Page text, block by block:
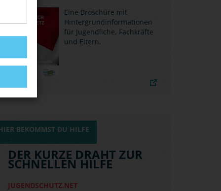
Eine Broschüre mit
Hintergrundinformationen
für Jugendliche, Fachkräfte
und Eltern.
Das Institut für Demokratie und
Zivilgesellschaft (IDZ) und die Amadeu
Antonio Stiftung stellen factsheets zur
BEKOMMST DU HILFE
DER KURZE DRAHT ZUR
SCHNELLEN HILFE
JUGENDSCHUTZ.NET